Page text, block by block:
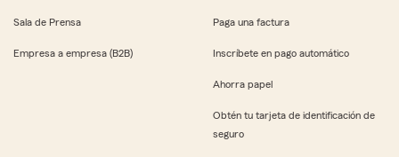
Sala de Prensa
Empresa a empresa (B2B)
Paga una factura
Inscríbete en pago automático
Ahorra papel
Obtén tu tarjeta de identificación de
seguro